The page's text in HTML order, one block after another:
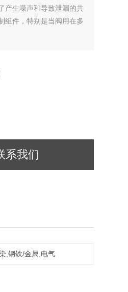
产生噪声和导致泄漏的共
组件，特别是当阀用在多
系我们
,钢铁/金属,电气